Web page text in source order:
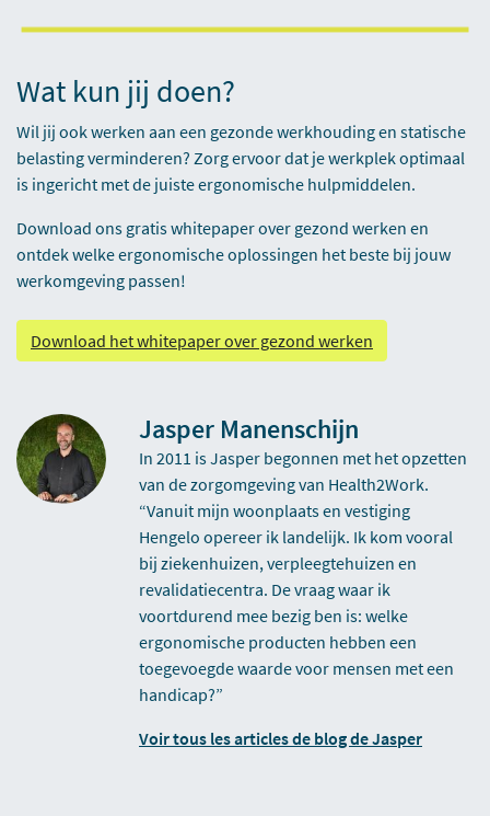
Wat kun jij doen?
Wil jij ook werken aan een gezonde werkhouding en statische
belasting verminderen? Zorg ervoor dat je werkplek optimaal
is ingericht met de juiste ergonomische hulpmiddelen.
Download ons gratis whitepaper over gezond werken en
ontdek welke ergonomische oplossingen het beste bij jouw
werkomgeving passen!
Download het whitepaper over gezond werken
Jasper Manenschijn
In 2011 is Jasper begonnen met het opzetten
van de zorgomgeving van Health2Work.
“Vanuit mijn woonplaats en vestiging
Hengelo opereer ik landelijk. Ik kom vooral
bij ziekenhuizen, verpleegtehuizen en
revalidatiecentra. De vraag waar ik
voortdurend mee bezig ben is: welke
ergonomische producten hebben een
toegevoegde waarde voor mensen met een
handicap?”
Voir tous les articles de blog de Jasper